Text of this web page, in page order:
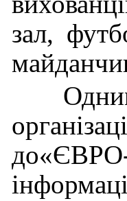
зал,
Одним